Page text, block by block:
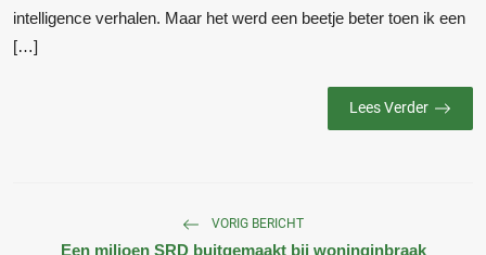
intelligence verhalen. Maar het werd een beetje beter toen ik een
[…]
Lees Verder
VORIG BERICHT
Een miljoen SRD buitgemaakt bij woninginbraak